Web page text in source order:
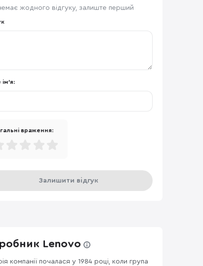
жодного відгуку, залиште перший
ім'я:
враження:
Залишити відгук
Lenovo
компанії почалася у 1984 році, коли група